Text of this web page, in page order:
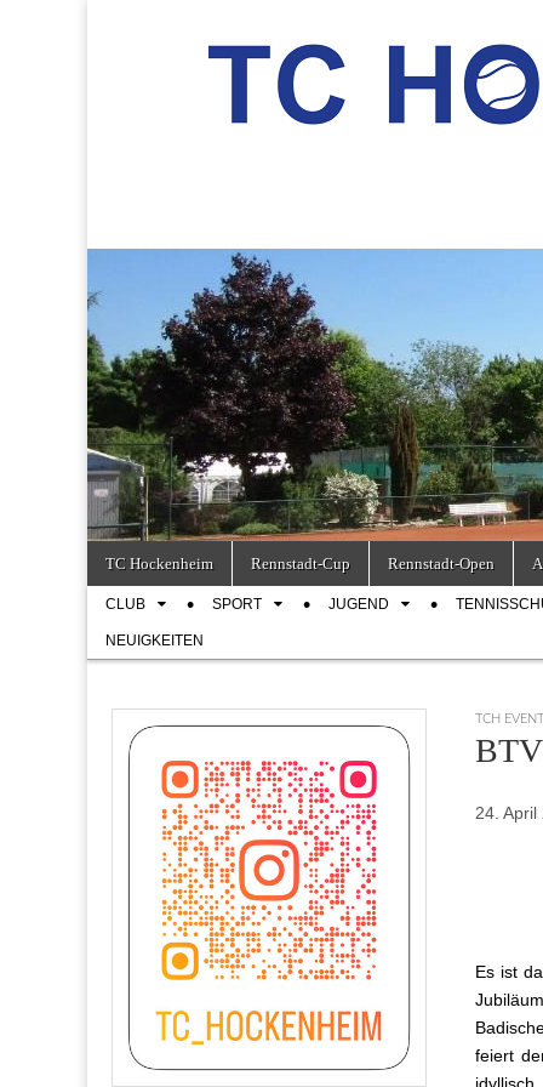
TC Hockenheim
Main
menu
content
TC Hockenheim Rennstadt-Cup Rennstadt-Open
SubCLUB SPORT JUGEND
NEUIGKEITEN
TCH EVENT
BTV
24. April
Es ist
feiert